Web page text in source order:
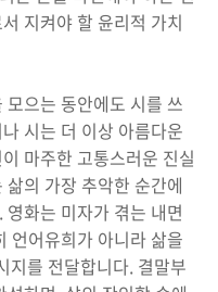
지켜야 할 윤리적 가치
으는 동안에도 시를 쓰
시는 더 이상 아름다운
마주한 고통스러운 진실
의 가장 추악한 순간에
화는 미자가 겪는 내면
언어유희가 아니라 삶을
지를 전달합니다. 결말부